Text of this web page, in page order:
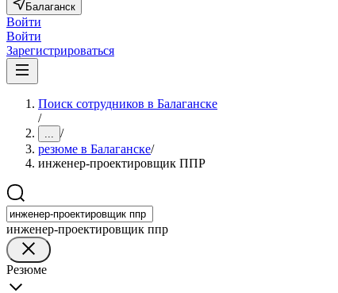
Балаганск
Войти
Войти
Зарегистрироваться
Поиск сотрудников в Балаганске
/
... /
резюме в Балаганске/
инженер-проектировщик ППР
инженер-проектировщик ппр
Резюме